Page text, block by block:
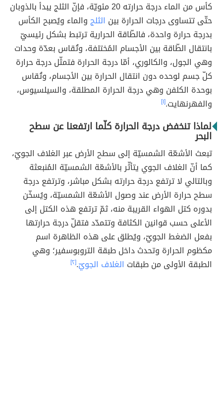
كأس من الماء درجة حرارته 20 مئويّة، فإنّ الثلج يبدأ بالذوبان
حتّى تتساوى درجات الحرارة بين الثلجوالماء ويُصبح الكأس
بدرجة حرارة واحدة، فالطّاقة الحرارية ترتبط بشكل رئيسيّ
بانتقال الطّاقة بين الأجسام المُختلفة، وتُقاس بعدّة وحدات
وهي الجول، والكالوري، أمّا درجة الحرارة فتمثّل درجة حرارة
كلّ جسم لوحده دون انتقال الحرارة بين الأجسام، وتُقاس
بوحدة الكلفن وهي درجة الحرارة المطلقة، والسيلسيوس،
والفهرنهايت.[١]
لماذا تنخفض درجة الحرارة كلّما ارتفعنا عن سطح
البحر
تبعث الأشعّة الشمسيّة إلى سطح الأرض عبر الغلاف الجويّ،
كما أنّ الغلاف الجوي يتأثّر بالأشعّة الشمسيّة المُنبعثة
وبالتالي لا ترتفع درجة حرارته بشكل مباشر، وترتفع درجة
سطح حرارة الأرض عند وصول الأشعّة الشمسيّة، ويُسخّن
بدوره كتل الهواء القريبة منه، ثمّ ترتفع هذه الكتل إلى
الأعلى حسب قوانين الكثافة وتتمدّد فتقلّ درجة حرارتها
بفعل الضغط الجويّ، ويُطلق على هذه الظاهرة اسم
مكظوم الحرارة وتحدث داخل طبقة التروبوسفير؛ وهي
الطبقة الأولى من طبقات الغلاف الجويّ.[٢]